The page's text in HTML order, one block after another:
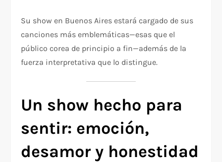
Su show en Buenos Aires estará cargado de sus
canciones más emblemáticas—esas que el
público corea de principio a fin—además de la
fuerza interpretativa que lo distingue.
Un show hecho para
sentir: emoción,
desamor y honestidad